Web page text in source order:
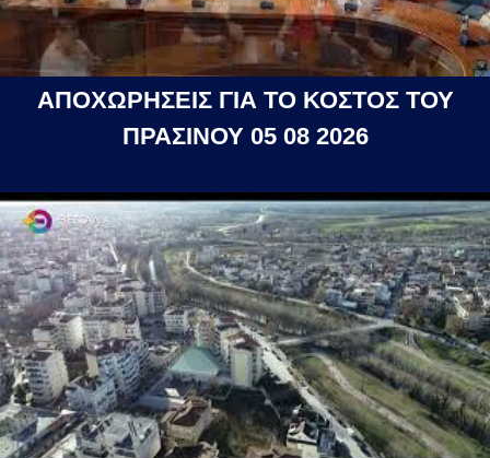
ΑΠΟΧΩΡΗΣΕΙΣ ΓΙΑ ΤΟ ΚΟΣΤΟΣ ΤΟΥ
ΠΡΑΣΙΝΟΥ 05 08 2026